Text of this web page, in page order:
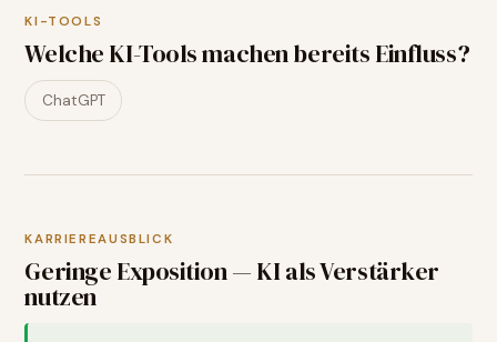
KI-TOOLS
Welche KI-Tools machen bereits Einfluss?
ChatGPT
KARRIEREAUSBLICK
Geringe Exposition — KI als Verstärker
nutzen